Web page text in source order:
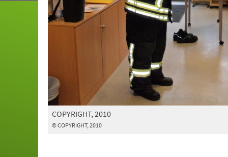
© COPYRIGHT, 2010
COPYRIGHT, 2010